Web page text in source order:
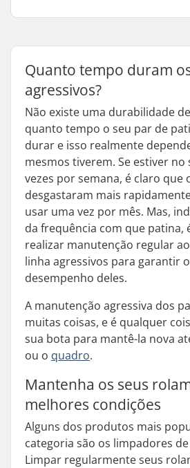
Quanto tempo duram
agressivos?
Não existe uma durabilidade
quanto tempo o seu par de
durar e isso realmente
mesmos tiverem. Se estiver no
vezes por semana, é claro que
desgastaram mais
usar uma vez por mês. Mas,
da frequência com que patina,
realizar manutenção regular
linha agressivos para garantir
desempenho deles.
A manutenção agressiva dos
muitas coisas, e é qualquer
sua bota para mantê-la nova
ou o quadro.
Mantenha os seus
melhores condições
Alguns dos produtos mais
categoria são os limpadores
Limpar regularmente seus